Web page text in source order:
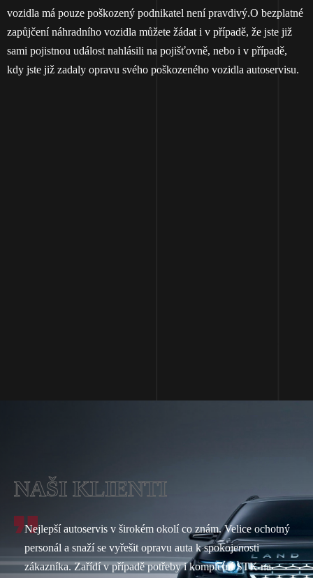
vozidla má pouze poškozený podnikatel není pravdivý.O bezplatné
zapůjčení náhradního vozidla můžete žádat i v případě, že jste již
sami pojistnou událost nahlásili na pojišťovně, nebo i v případě,
kdy jste již zadaly opravu svého poškozeného vozidla autoservisu.
NAŠI KLIENTI
Nejlepší autoservis v širokém okolí co znám. Velice ochotný
personál a snaží se vyřešit opravu auta k spokojenosti
zákazníka. Zařídí v případě potřeby i kompletní STK na